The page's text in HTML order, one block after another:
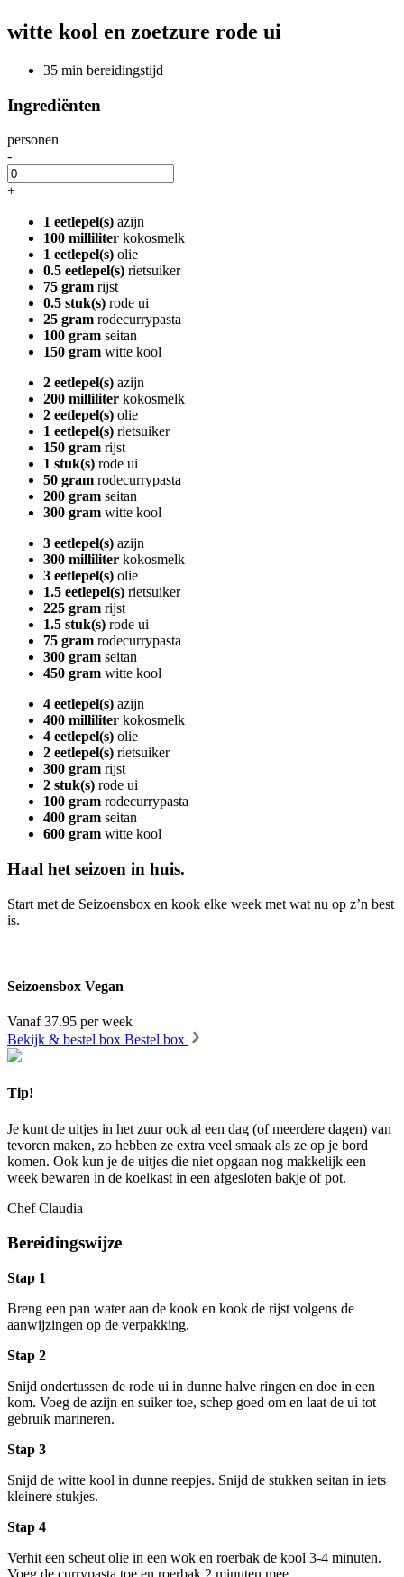
witte kool en zoetzure rode ui
35 min bereidingstijd
Ingrediënten
personen
-
+
1 eetlepel(s) azijn
100 milliliter kokosmelk
1 eetlepel(s) olie
0.5 eetlepel(s) rietsuiker
75 gram rijst
0.5 stuk(s) rode ui
25 gram rodecurrypasta
100 gram seitan
150 gram witte kool
2 eetlepel(s) azijn
200 milliliter kokosmelk
2 eetlepel(s) olie
1 eetlepel(s) rietsuiker
150 gram rijst
1 stuk(s) rode ui
50 gram rodecurrypasta
200 gram seitan
300 gram witte kool
3 eetlepel(s) azijn
300 milliliter kokosmelk
3 eetlepel(s) olie
1.5 eetlepel(s) rietsuiker
225 gram rijst
1.5 stuk(s) rode ui
75 gram rodecurrypasta
300 gram seitan
450 gram witte kool
4 eetlepel(s) azijn
400 milliliter kokosmelk
4 eetlepel(s) olie
2 eetlepel(s) rietsuiker
300 gram rijst
2 stuk(s) rode ui
100 gram rodecurrypasta
400 gram seitan
600 gram witte kool
Haal het seizoen in huis.
Start met de Seizoensbox en kook elke week met wat nu op z’n best
is.
Seizoensbox Vegan
Vanaf 37.95 per week
Bekijk & bestel box Bestel box
Tip!
Je kunt de uitjes in het zuur ook al een dag (of meerdere dagen) van
tevoren maken, zo hebben ze extra veel smaak als ze op je bord
komen. Ook kun je de uitjes die niet opgaan nog makkelijk een
week bewaren in de koelkast in een afgesloten bakje of pot.
Chef Claudia
Bereidingswijze
Stap 1
Breng een pan water aan de kook en kook de rijst volgens de
aanwijzingen op de verpakking.
Stap 2
Snijd ondertussen de rode ui in dunne halve ringen en doe in een
kom. Voeg de azijn en suiker toe, schep goed om en laat de ui tot
gebruik marineren.
Stap 3
Snijd de witte kool in dunne reepjes. Snijd de stukken seitan in iets
kleinere stukjes.
Stap 4
Verhit een scheut olie in een wok en roerbak de kool 3-4 minuten.